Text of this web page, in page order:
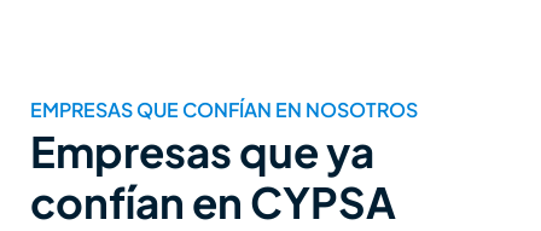
EMPRESAS QUE CONFÍAN EN NOSOTROS
Empresas que ya
confían en CYPSA